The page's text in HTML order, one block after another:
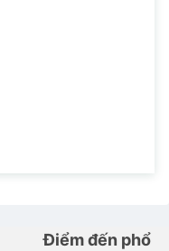
Điểm đến phổ